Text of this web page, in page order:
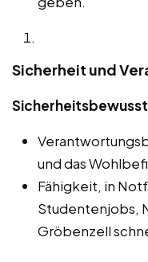
Sicherheit und
und das
Fähigkeit, in
Studentenjobs,
Gröbenzell